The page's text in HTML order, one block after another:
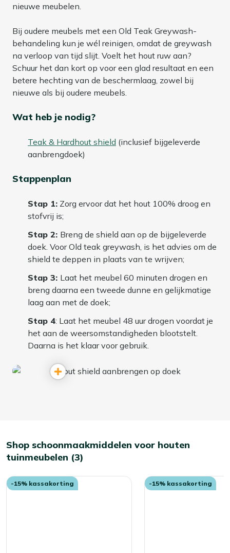
nieuwe meubelen.
Bij oudere meubels met een Old Teak Greywash-
behandeling kun je wél reinigen, omdat de greywash
na verloop van tijd slijt. Voelt het hout ruw aan?
Schuur het dan kort op voor een glad resultaat en een
betere hechting van de beschermlaag, zowel bij
nieuwe als bij oudere meubels.
Wat heb je nodig?
Teak & Hardhout shield (inclusief bijgeleverde
aanbrengdoek)
Stappenplan
Stap 1: Zorg ervoor dat het hout 100% droog en
stofvrij is;
Stap 2: Breng de shield aan op de bijgeleverde
doek. Voor Old teak greywash, is het advies om de
shield te deppen in plaats van te wrijven;
Stap 3: Laat het meubel 60 minuten drogen en
breng daarna een tweede dunne en gelijkmatige
laag aan met de doek;
Stap 4: Laat het meubel 48 uur drogen voordat je
het aan de weersomstandigheden blootstelt.
Daarna is het klaar voor gebruik.
Shop schoonmaakmiddelen voor houten
tuinmeubelen (3)
-15% kassakorting -15% kassakorting